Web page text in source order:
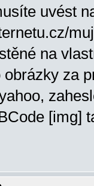
uvést
na
za
[img]